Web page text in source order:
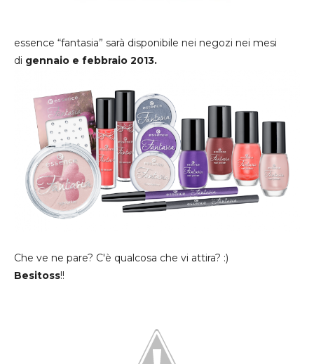
essence “fantasia” sarà disponibile nei negozi nei mesi
di gennaio e febbraio 2013.
Che ve ne pare? C'è qualcosa che vi attira? :)
Besitoss!!